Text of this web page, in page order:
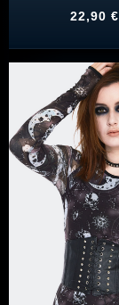
22,90